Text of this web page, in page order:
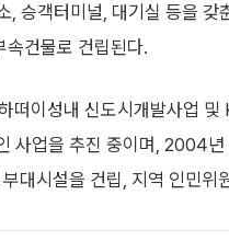
승객터미널, 대기실 등을 갖
속건물로 건립된다.
떠이성내 신도시개발사업
사업을 추진 중이며, 2004
대시설을 건립, 지역 인민위